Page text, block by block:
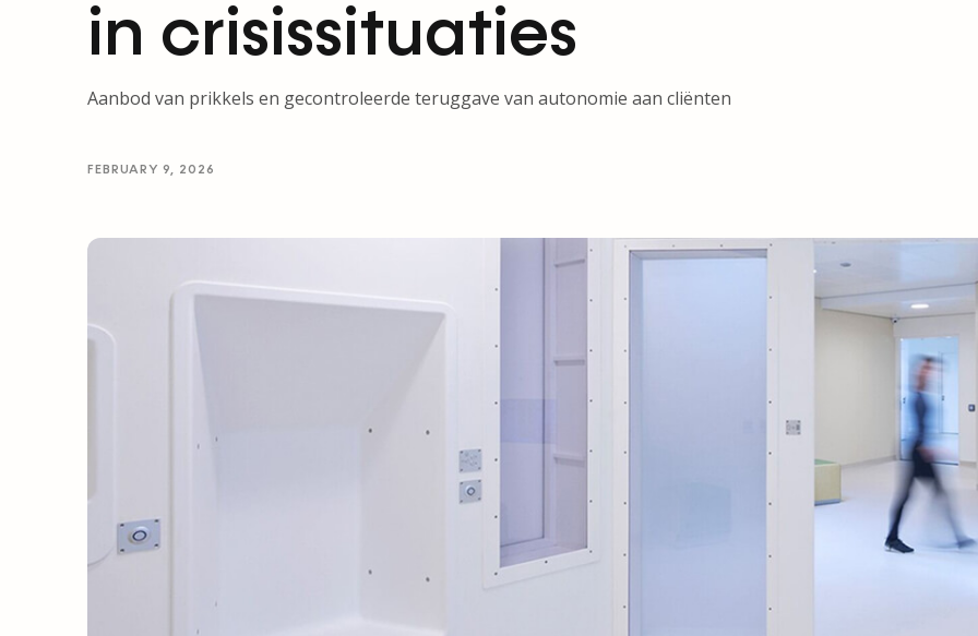
in crisissituaties
Aanbod van prikkels en gecontroleerde teruggave van autonomie aan cliënten
FEBRUARY 9, 2026